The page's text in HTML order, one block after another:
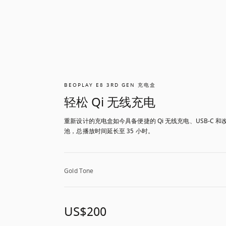
BEOPLAY E8 3RD GEN 充电盒
轻松 Qi 无线充电
重新设计的充电盒如今具备便捷的 Qi 无线充电、USB-C 和
池，总播放时间延长至 35 小时。
Gold Tone
US$200